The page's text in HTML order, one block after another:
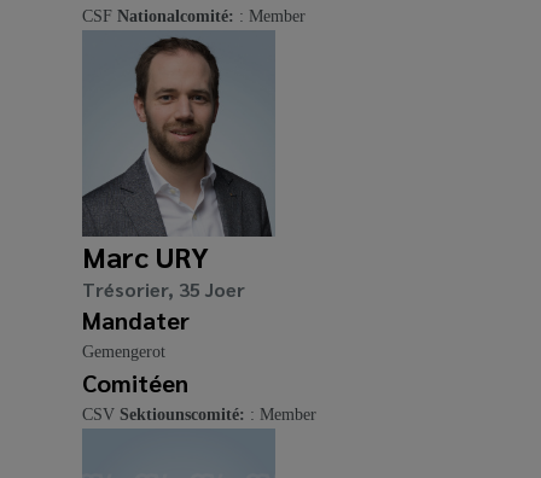
CSF Nationalcomité: : Member
Marc URY
Trésorier, 35 Joer
Mandater
Gemengerot
Comitéen
CSV Sektiounscomité: : Member